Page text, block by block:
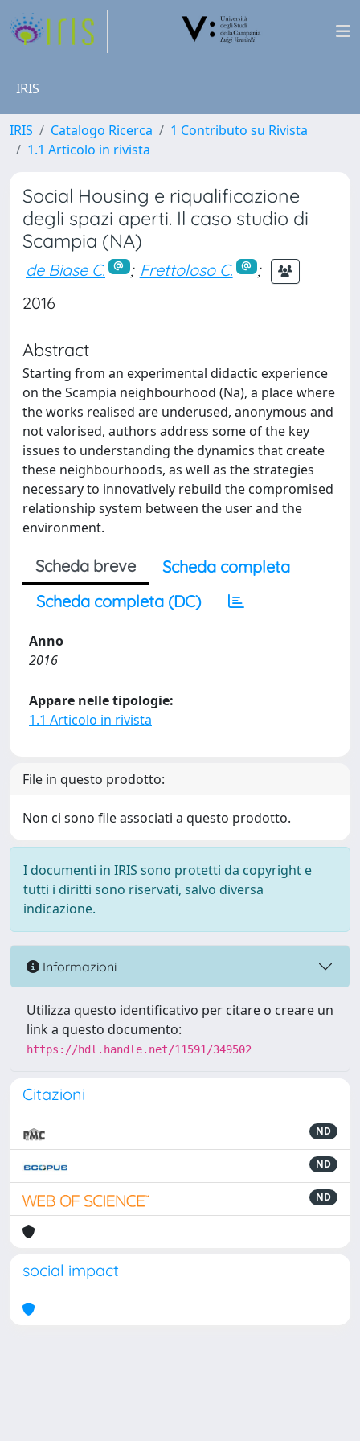
IRIS
IRIS Catalogo Ricerca
1 Contributo su Rivista
1.1 Articolo in rivista
Social Housing e riqualificazione
degli spazi aperti. Il caso studio di
Scampia (NA)
de Biase C. ; Frettoloso C.
;
2016
Abstract
Starting from an experimental didactic experience
on the Scampia neighbourhood (Na), a place where
the works realised are underused, anonymous and
not valorised, authors address some of the key
issues to understanding the dynamics that create
these neighbourhoods, as well as the strategies
necessary to innovatively rebuild the compromised
relationship system between the user and the
environment.
Scheda breve
Scheda completa
Scheda completa (DC)
Anno
2016
Appare nelle tipologie:
1.1 Articolo in rivista
File in questo prodotto:
Non ci sono file associati a questo prodotto.
I documenti in IRIS sono protetti da copyright e
tutti i diritti sono riservati, salvo diversa
indicazione.
Informazioni
Utilizza questo identificativo per citare o creare un
link a questo documento:
https://hdl.handle.net/11591/349502
Citazioni
ND
ND
ND
social impact